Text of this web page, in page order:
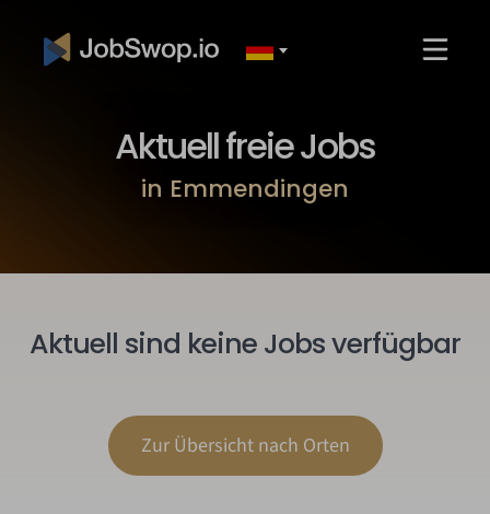
Aktuell freie Jobs
in Emmendingen
Aktuell sind keine Jobs verfügbar
Zur Übersicht nach Orten